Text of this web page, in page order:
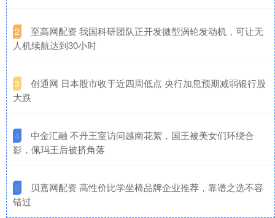
2
​至高网配资 我国科研团队正开发微型涡轮发动机，可让无
人机续航达到30小时
3
​创通网 日本股市收于近四周低点 央行加息预期减弱银行股
大跌
4
​中金汇融 不丹王室访问越南花絮，国王被美女们环绕合
影，佩玛王后被挤角落
5
​贝嘉网配资 高性价比学坐椅品牌企业推荐，靠谱之选不容
错过